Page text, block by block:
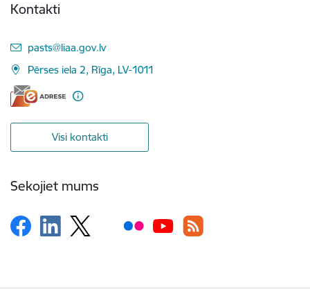
Kontakti
E-pasts:
pasts@liaa.gov.lv
Pērses iela 2, Rīga, LV-1011
Visi kontakti
Sekojiet mums